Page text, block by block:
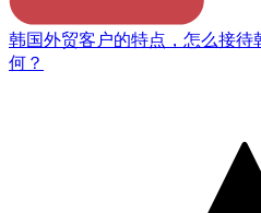
韩国外贸客户的特点，怎么接
何？